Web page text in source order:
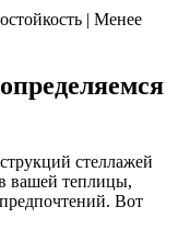
| Менее
стеллажей
вашей теплицы,
Вот